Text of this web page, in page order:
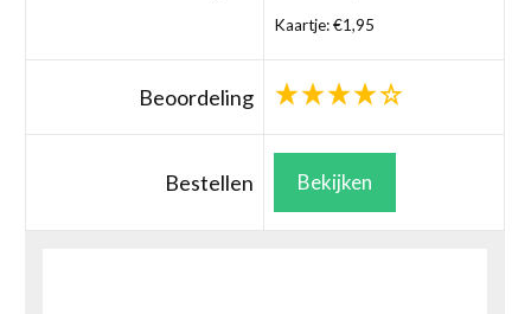
Kaartje: €1,95
Beoordeling
Bestellen Bekijken